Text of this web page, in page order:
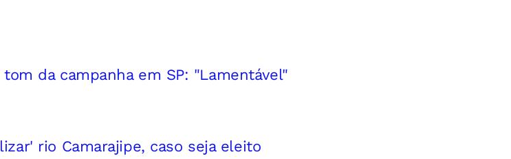
da campanha em SP: "Lamentável"
rio Camarajipe, caso seja eleito